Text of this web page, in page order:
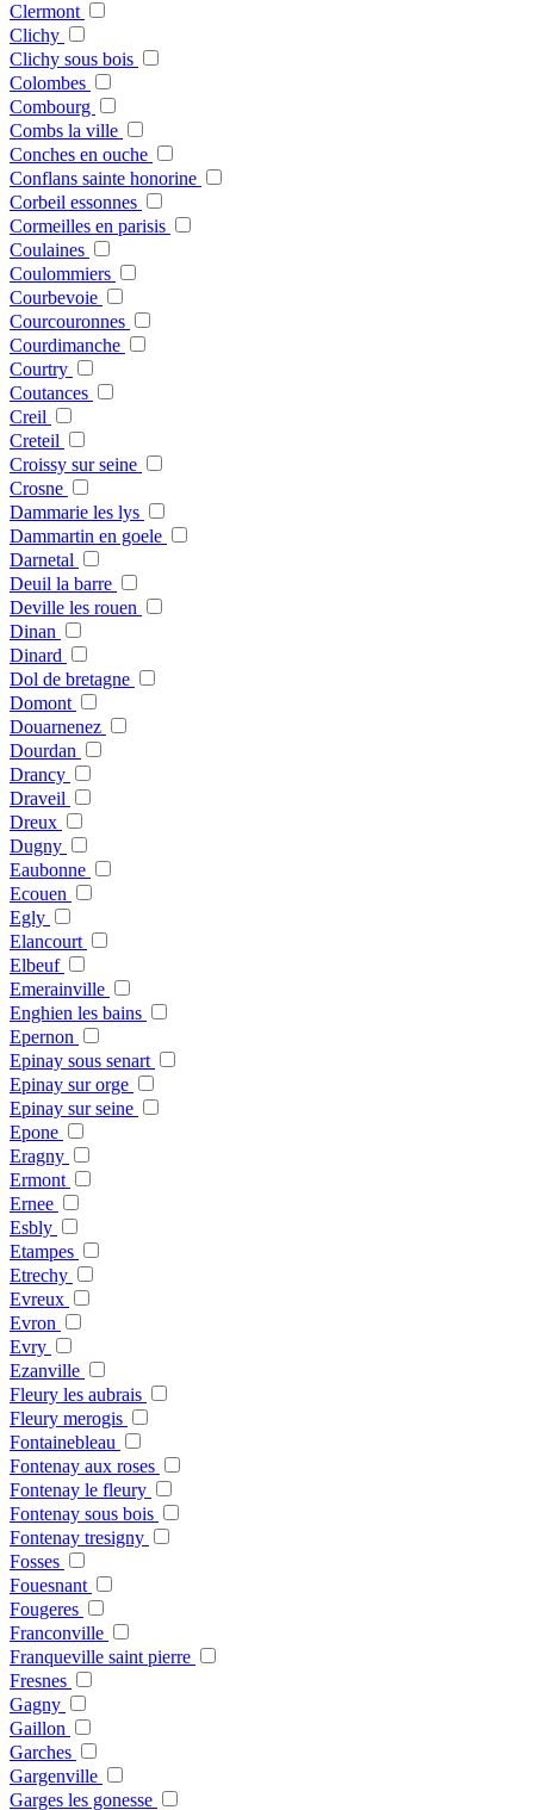
Clermont
Clichy
Clichy sous bois
Colombes
Combourg
Combs la ville
Conches en ouche
Conflans sainte honorine
Corbeil essonnes
Cormeilles en parisis
Coulaines
Coulommiers
Courbevoie
Courcouronnes
Courdimanche
Courtry
Coutances
Creil
Creteil
Croissy sur seine
Crosne
Dammarie les lys
Dammartin en goele
Darnetal
Deuil la barre
Deville les rouen
Dinan
Dinard
Dol de bretagne
Domont
Douarnenez
Dourdan
Drancy
Draveil
Dreux
Dugny
Eaubonne
Ecouen
Egly
Elancourt
Elbeuf
Emerainville
Enghien les bains
Epernon
Epinay sous senart
Epinay sur orge
Epinay sur seine
Epone
Eragny
Ermont
Ernee
Esbly
Etampes
Etrechy
Evreux
Evron
Evry
Ezanville
Fleury les aubrais
Fleury merogis
Fontainebleau
Fontenay aux roses
Fontenay le fleury
Fontenay sous bois
Fontenay tresigny
Fosses
Fouesnant
Fougeres
Franconville
Franqueville saint pierre
Fresnes
Gagny
Gaillon
Garches
Gargenville
Garges les gonesse